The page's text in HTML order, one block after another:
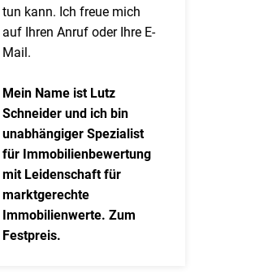
tun kann. Ich freue mich
auf Ihren Anruf oder Ihre E-
Mail.
Mein Name ist Lutz
Schneider und ich bin
unabhängiger Spezialist
für Immobilienbewertung
mit Leidenschaft für
marktgerechte
Immobilienwerte. Zum
Festpreis.